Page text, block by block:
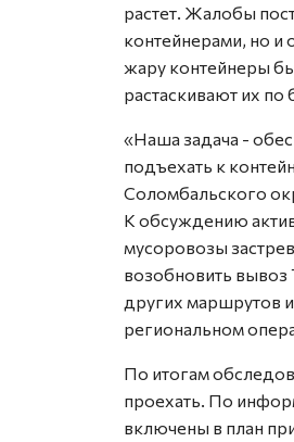
растет. Жалобы
контейнерами, но и
жару контейнеры
растаскивают их
«Наша задача -
подъехать к
Соломбальского
К обсуждению
мусоровозы
возобновить
других маршрутов
региональном
По итогам
проехать. По
включены в план